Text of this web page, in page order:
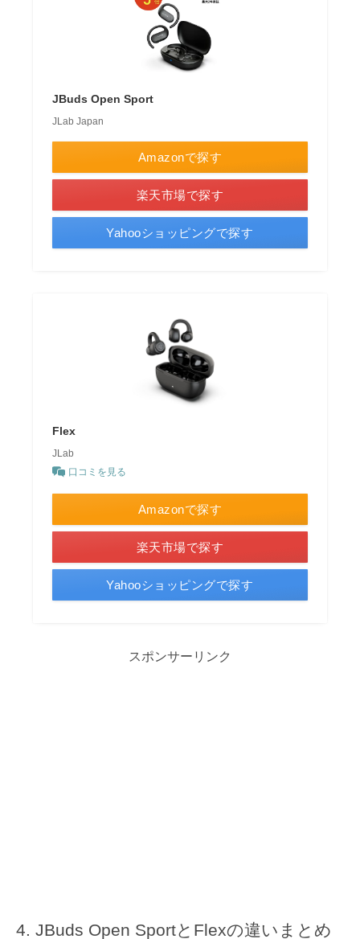
JBuds Open Sport
JLab Japan
Amazonで探す
楽天市場で探す
Yahooショッピングで探す
Flex
JLab
口コミを見る
Amazonで探す
楽天市場で探す
Yahooショッピングで探す
スポンサーリンク
JBuds Open SportとFlexの違いまとめ